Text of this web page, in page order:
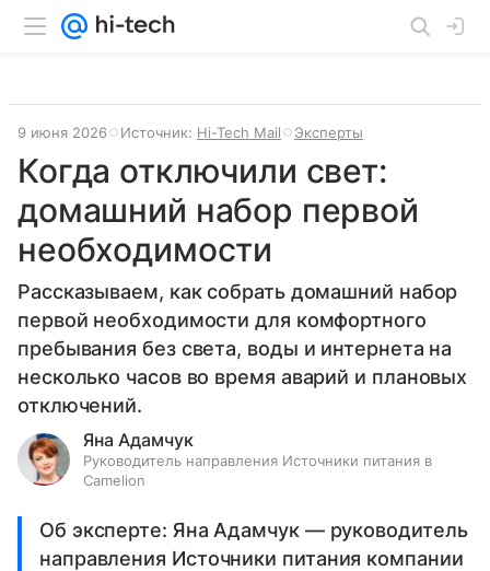
9 июня 2026 Источник: Hi-Tech Mail Эксперты
Когда отключили свет:
домашний набор первой
необходимости
Рассказываем, как собрать домашний набор
первой необходимости для комфортного
пребывания без света, воды и интернета на
несколько часов во время аварий и плановых
отключений.
Яна Адамчук
Руководитель направления Источники питания в
Camelion
Об эксперте: Яна Адамчук — руководитель
направления Источники питания компании